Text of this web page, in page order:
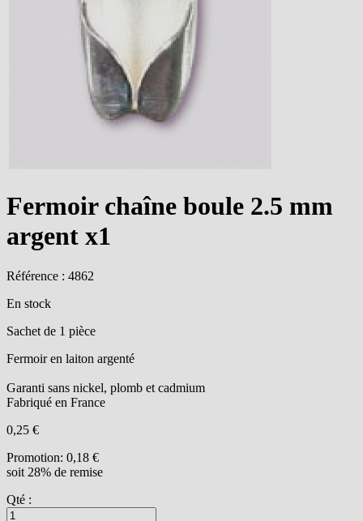
Fermoir chaîne boule 2.5 mm
argent x1
Référence : 4862
En stock
Sachet de 1 pièce
Fermoir en laiton argenté
Garanti sans nickel, plomb et cadmium
Fabriqué en France
0,25 €
Promotion: 0,18 €
soit 28% de remise
Qté :